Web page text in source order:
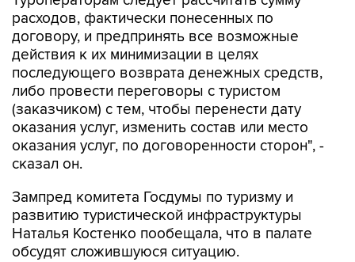
расходов, фактически понесенных по
договору, и предпринять все возможные
действия к их минимизации в целях
последующего возврата денежных средств,
либо провести переговоры с туристом
(заказчиком) с тем, чтобы перенести дату
оказания услуг, изменить состав или место
оказания услуг, по договоренности сторон", -
сказал он.
Зампред комитета Госдумы по туризму и
развитию туристической инфраструктуры
Наталья Костенко пообещала, что в палате
обсудят сложившуюся ситуацию.